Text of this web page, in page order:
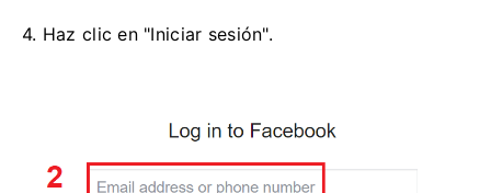
4. Haz clic en "Iniciar sesión".